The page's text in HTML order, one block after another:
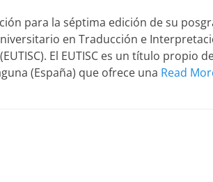
para la séptima edición de su
en Traducción e
El EUTISC es un título propio
(España) que ofrece una Read